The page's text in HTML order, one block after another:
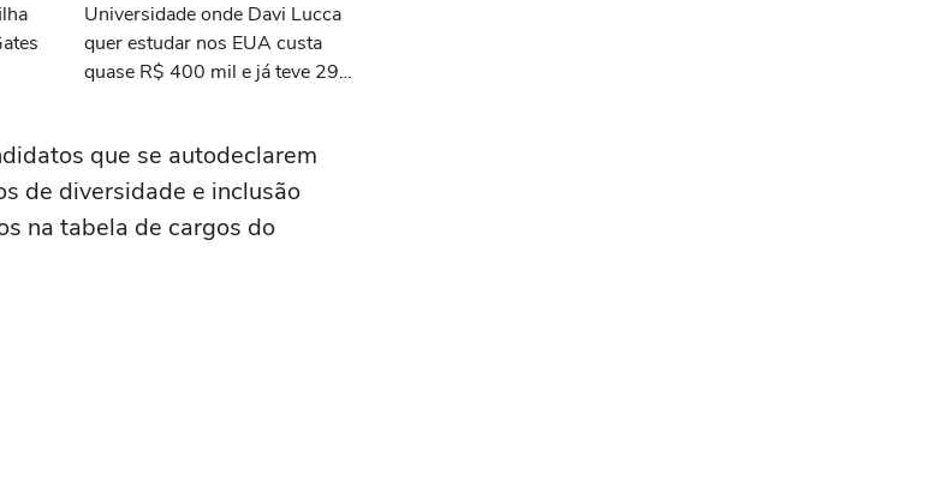
Universidade onde Davi Lucca
quer estudar nos EUA custa
quase R$ 400 mil e já teve 29
que se autodeclarem
de diversidade e inclusão
na tabela de cargos do